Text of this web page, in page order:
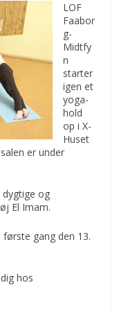
LOF
Faabor
g-
Midtfy
n
starter
igen et
yoga-
hold
op i X-
Huset
er under
dygtige og
El Imam.
første gang den 13.
hos